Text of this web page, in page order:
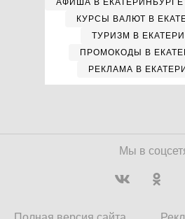
АФИША В ЕКАТЕРИНБУРГЕ
КУРСЫ ВАЛЮТ В
ТУРИЗМ В
ПРОМОКОДЫ В
РЕКЛАМА В
Мы в